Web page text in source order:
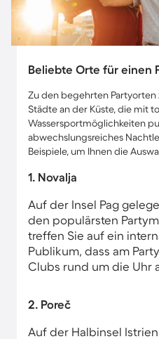
Beliebte Orte für einen
Zu den begehrten
Städte an der Küste, die mit
Wassersportmöglichkeiten
abwechslungsreiches
Beispiele, um Ihnen die
1. Novalja
Auf der Insel Pag
den populärsten
treffen Sie auf ein
Publikum, dass am
Clubs rund um die Uhr
2. Poreč
Auf der Halbinsel